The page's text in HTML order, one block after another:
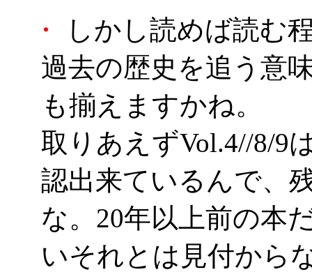
・
しかし読めば読む
過去の歴史を追う意
も揃えますかね。
取りあえずVol.4//8/9
認出来ているんで、
な。20年以上前の本
いそれとは見付から